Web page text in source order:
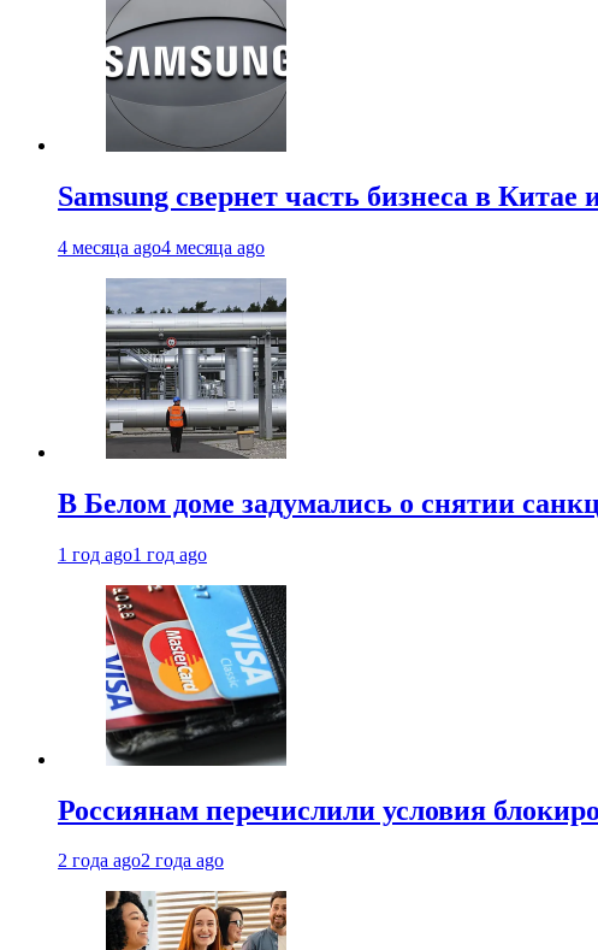
Samsung свернет часть бизнеса в Китае
4 месяца ago4 месяца ago
В Белом доме задумались о снятии
1 год ago1 год ago
Россиянам перечислили условия
2 года ago2 года ago